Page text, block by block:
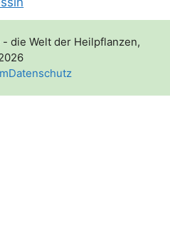
die Welt der Heilpflanzen,
Datenschutz